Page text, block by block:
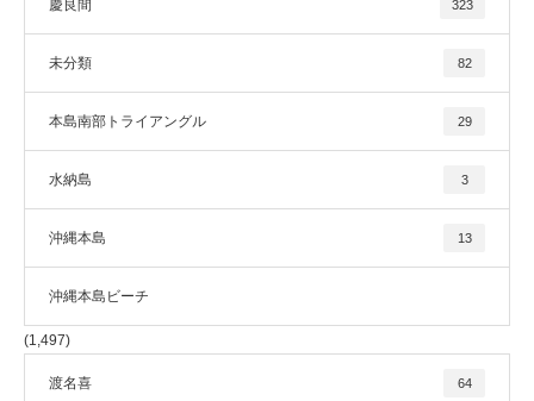
慶良間 323
未分類 82
本島南部トライアングル 29
水納島 3
沖縄本島 13
沖縄本島ビーチ
(1,497)
渡名喜 64